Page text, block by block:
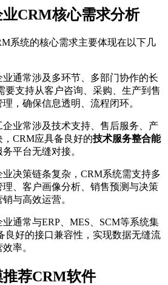
CRM核心需求分析
系统的核心需求主要体现在以下几
业通常涉及多环节、多部门协作的长
要支持从客户咨询、采购、生产到售
，确保信息透明、流程闭环。
企业常涉及技术支持、售后服务、产
CRM应具备良好的技术服务整合能
平台无缝对接。
业决策链条复杂，CRM系统需支持多
理、客户画像分析、销售预测与决策
与高效运营。
业通常与ERP、MES、SCM等系统集
良好的接口兼容性，实现数据无缝流
率。
荐CRM软件